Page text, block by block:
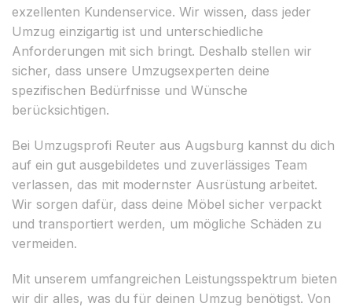
exzellenten Kundenservice. Wir wissen, dass jeder
Umzug einzigartig ist und unterschiedliche
Anforderungen mit sich bringt. Deshalb stellen wir
sicher, dass unsere Umzugsexperten deine
spezifischen Bedürfnisse und Wünsche
berücksichtigen.
Bei Umzugsprofi Reuter aus Augsburg kannst du dich
auf ein gut ausgebildetes und zuverlässiges Team
verlassen, das mit modernster Ausrüstung arbeitet.
Wir sorgen dafür, dass deine Möbel sicher verpackt
und transportiert werden, um mögliche Schäden zu
vermeiden.
Mit unserem umfangreichen Leistungsspektrum bieten
wir dir alles, was du für deinen Umzug benötigst. Von